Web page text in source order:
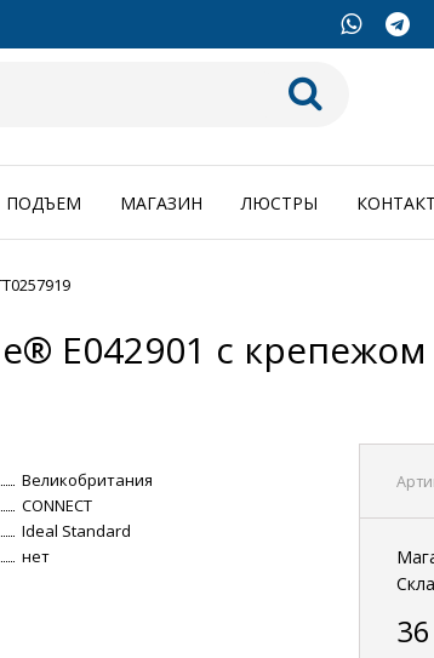
ПОДЪЕМ МАГАЗИН ЛЮСТРЫ
Е042901 с крепежом
Великобритания
CONNECT
Ideal Standard
нет